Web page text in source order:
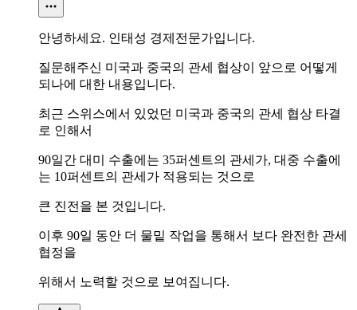
안녕하세요. 인태성 경제전문가입니다.
질문해주신 미국과 중국의 관세 협상이 앞으로 어떻게
되나에 대한 내용입니다.
최근 스위스에서 있었던 미국과 중국의 관세 협상 타결
로 인해서
90일간 대미 수출에는 35퍼센트의 관세가, 대중 수출에
는 10퍼센트의 관세가 적용되는 것으로
큰 진전을 본 것입니다.
이후 90일 동안 더 물밑 작업을 통해서 보다 완전한 관세
협정을
위해서 노력할 것으로 보여집니다.